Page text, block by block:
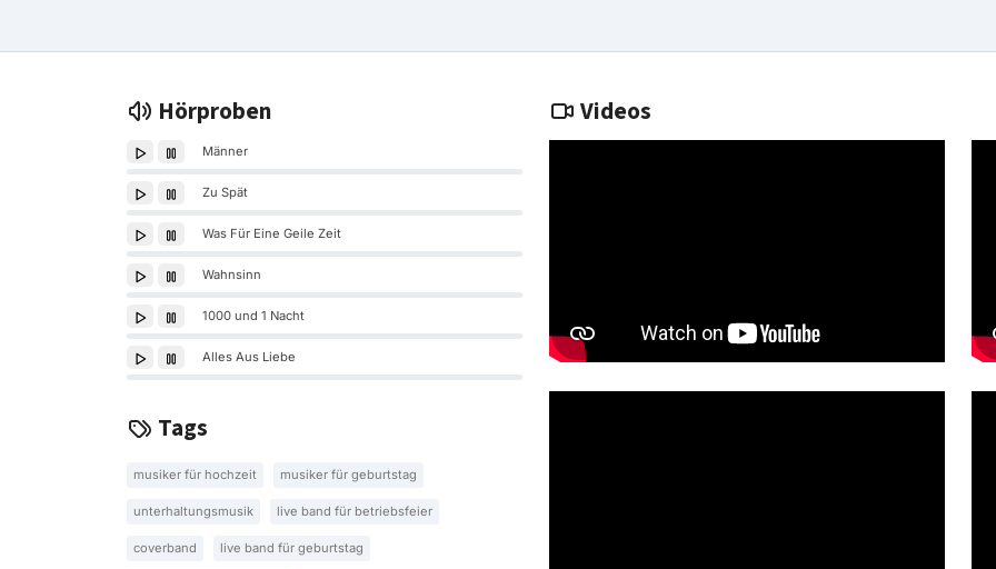
Hörproben
Männer
Zu Spät
Was Für Eine Geile Zeit
Wahnsinn
1000 und 1 Nacht
Alles Aus Liebe
Tags
musiker für hochzeit musiker für geburtstag
unterhaltungsmusik live band für betriebsfeier
coverband live band für geburtstag
Videos